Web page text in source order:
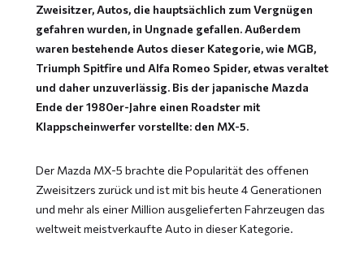
Zweisitzer, Autos, die hauptsächlich zum Vergnügen
gefahren wurden, in Ungnade gefallen. Außerdem
waren bestehende Autos dieser Kategorie, wie MGB,
Triumph Spitfire und Alfa Romeo Spider, etwas veraltet
und daher unzuverlässig. Bis der japanische Mazda
Ende der 1980er-Jahre einen Roadster mit
Klappscheinwerfer vorstellte: den MX-5.
Der Mazda MX-5 brachte die Popularität des offenen
Zweisitzers zurück und ist mit bis heute 4 Generationen
und mehr als einer Million ausgelieferten Fahrzeugen das
weltweit meistverkaufte Auto in dieser Kategorie.